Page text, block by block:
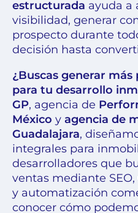
estructurada ayuda a
visibilidad, generar
prospecto durante
decisión hasta
¿Buscas generar
para tu desarrollo
GP, agencia de
México y agencia de
Guadalajara,
integrales para
desarrolladores que
ventas mediante
y automatización
conocer cómo